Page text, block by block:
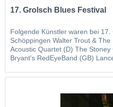
17. Grolsch Blues Festival
Folgende Künstler waren bei
Schöppingen Walter Trout &
Acoustic Quartet (D) The
Bryant's RedEyeBand (GB)